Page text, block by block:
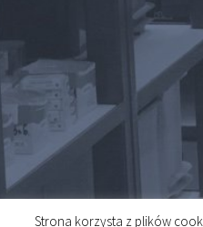
Strona korzysta z plików